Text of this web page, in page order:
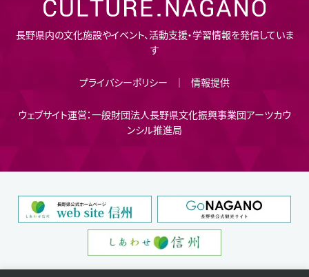
長野県内の文化施設やイベント、活動支援・学習情報を発信していま
す
プライバシーポリシー 情報提供
ウェブサイト運営：一般財団法人長野県文化振興事業団アーツカウ
ンシル推進局